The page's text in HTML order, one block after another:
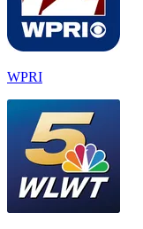
WPRI